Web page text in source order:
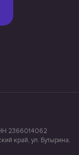
2366014062
край, ул. Бутырина,